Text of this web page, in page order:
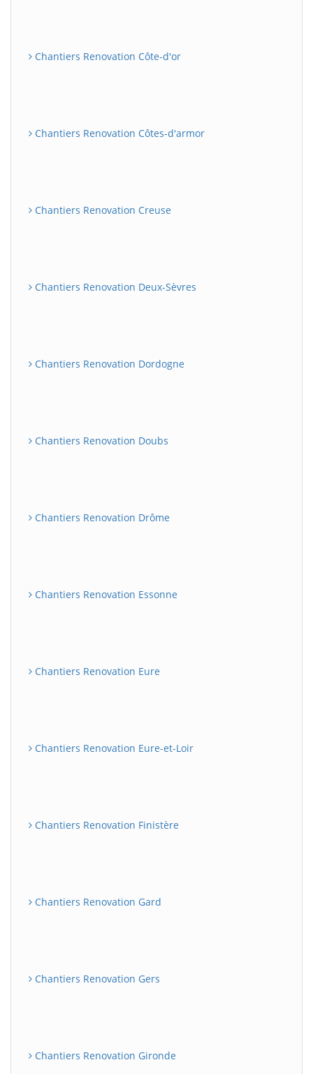
Chantiers Renovation Côte-d'or
Chantiers Renovation Côtes-d'armor
Chantiers Renovation Creuse
Chantiers Renovation Deux-Sèvres
Chantiers Renovation Dordogne
Chantiers Renovation Doubs
Chantiers Renovation Drôme
Chantiers Renovation Essonne
Chantiers Renovation Eure
Chantiers Renovation Eure-et-Loir
Chantiers Renovation Finistère
Chantiers Renovation Gard
Chantiers Renovation Gers
Chantiers Renovation Gironde